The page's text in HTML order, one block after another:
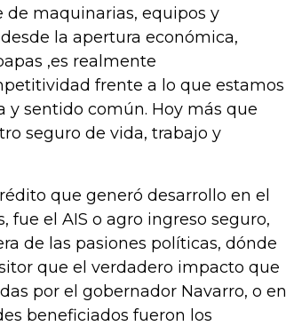
de maquinarias, equipos y
la apertura económica,
,es realmente
frente a lo que estamos
sentido común. Hoy más que
seguro de vida, trabajo y
que generó desarrollo en el
fue el AIS o agro ingreso seguro,
de las pasiones políticas, dónde
que el verdadero impacto que
por el gobernador Navarro, o en
beneficiados fueron los